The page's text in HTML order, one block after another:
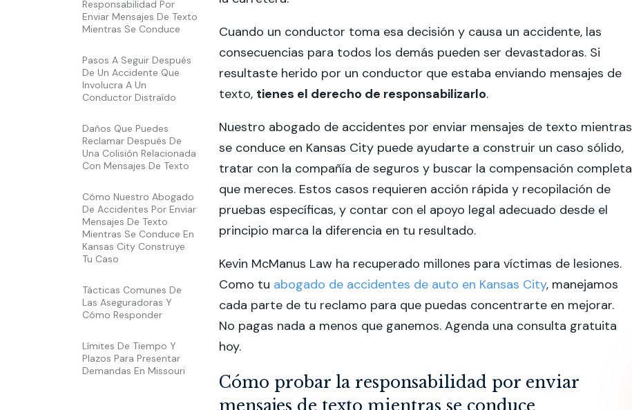
Responsabilidad Por
Enviar Mensajes De Texto
Mientras Se Conduce
Pasos A Seguir Después
De Un Accidente Que
Involucra A Un
Conductor Distraído
Daños Que Puedes
Reclamar Después De
Una Colisión Relacionada
Con Mensajes De Texto
Cómo Nuestro Abogado
De Accidentes Por Enviar
Mensajes De Texto
Mientras Se Conduce En
Kansas City Construye
Tu Caso
Tácticas Comunes De
Las Aseguradoras Y
Cómo Responder
Límites De Tiempo Y
Plazos Para Presentar
Demandas En Missouri
Cuando un conductor toma esa decisión y causa un accidente, las
consecuencias para todos los demás pueden ser devastadoras. Si
resultaste herido por un conductor que estaba enviando mensajes de
texto, tienes el derecho de responsabilizarlo.
Nuestro abogado de accidentes por enviar mensajes de texto mientras
se conduce en Kansas City puede ayudarte a construir un caso sólido,
tratar con la compañía de seguros y buscar la compensación completa
que mereces. Estos casos requieren acción rápida y recopilación de
pruebas específicas, y contar con el apoyo legal adecuado desde el
principio marca la diferencia en tu resultado.
Kevin McManus Law ha recuperado millones para víctimas de lesiones.
Como tu abogado de accidentes de auto en Kansas City, manejamos
cada parte de tu reclamo para que puedas concentrarte en mejorar.
No pagas nada a menos que ganemos. Agenda una consulta gratuita
hoy.
Cómo probar la responsabilidad por enviar
mensajes de texto mientras se conduce